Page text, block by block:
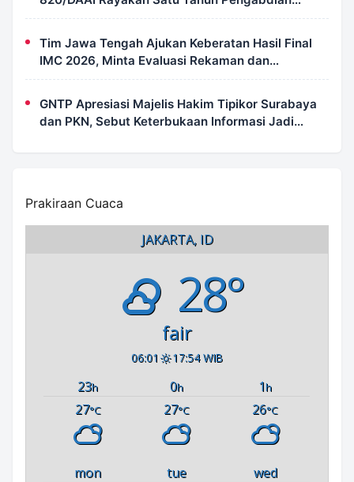
dengan Semangat Kebersamaan
Tim Jawa Tengah Ajukan Keberatan Hasil Final
IMC 2026, Minta Evaluasi Rekaman dan
Scorecard Juri
GNTP Apresiasi Majelis Hakim Tipikor Surabaya
dan PKN, Sebut Keterbukaan Informasi Jadi
Prakiraan Cuaca
JAKARTA, ID
28°
fair
06:01 17:54 WIB
23h 0h 1h
27°C 27°C 26°C
mon tue
wed